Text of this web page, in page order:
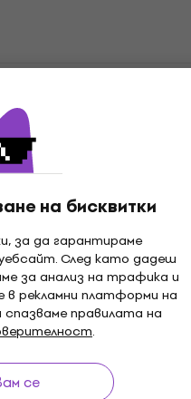
на бисквитки
за да гарантираме
След като дадеш
за анализ на трафика и
в рекламни платформи на
правилата на
.
се